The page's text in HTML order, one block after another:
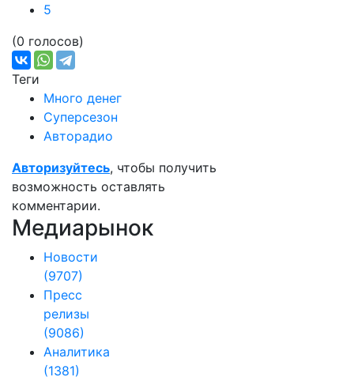
5
(0 голосов)
Теги
Много денег
Суперсезон
Авторадио
Авторизуйтесь, чтобы получить
возможность оставлять
комментарии.
Медиарынок
Новости
(9707)
Пресс
релизы
(9086)
Аналитика
(1381)